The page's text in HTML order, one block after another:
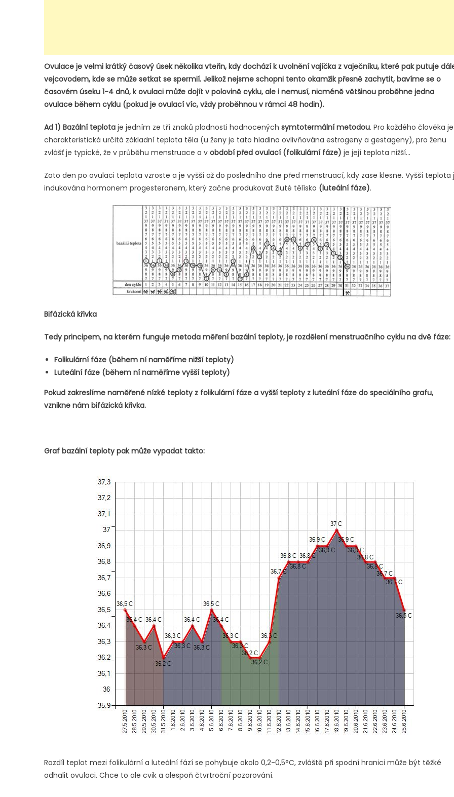
Ovulace je velmi krátký časový úsek několika vteřin, kdy dochází k uvolnění vajíčka z vaječníku, které pak putuje
vejcovodem, kde se může setkat se spermií. Jelikož nejsme schopni tento okamžik přesně zachytit, bavíme se o
časovém úseku 1-4 dnů, k ovulaci může dojít v polovině cyklu, ale i nemusí, nicméně většinou proběhne jedna
ovulace během cyklu (pokud je ovulací víc, vždy proběhnou v rámci 48 hodin).
Ad 1) Bazální teplota je jedním ze tří znaků plodnosti hodnocených symtotermální metodou. Pro každého člověka je
charakteristická určitá základní teplota těla (u ženy je tato hladina ovlivňována estrogeny a gestageny), pro ženu
zvlášť je typické, že v průběhu menstruace a v období před ovulací (folikulární fáze) je její teplota nižší…
Zato den po ovulaci teplota vzroste a je vyšší až do posledního dne před menstruací, kdy zase klesne. Vyšší teplota
indukována hormonem progesteronem, který začne produkovat žluté tělísko (luteální fáze).
Bifázická křivka
Tedy principem, na kterém funguje metoda měření bazální teploty, je rozdělení menstruačního cyklu na dvě fáze:
Folikulární fáze (během ní naměříme nižší teploty)
Luteální fáze (během ní naměříme vyšší teploty)
Pokud zakreslíme naměřené nízké teploty z folikulární fáze a vyšší teploty z luteální fáze do speciálního grafu,
vznikne nám bifázická křivka.
Graf bazální teploty pak může vypadat takto:
Rozdíl teplot mezi folikulární a luteální fází se pohybuje okolo 0,2-0,5°C, zvláště při spodní hranici může být těžké
odhalit ovulaci. Chce to ale cvik a alespoň čtvrtroční pozorování.